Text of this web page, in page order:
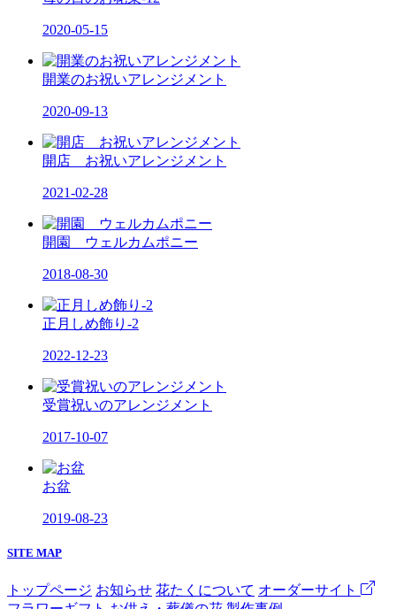
2020-05-15
開業のお祝いアレンジメント
2020-09-13
開店 お祝いアレンジメント
2021-02-28
開園 ウェルカムポニー
2018-08-30
正月しめ飾り-2
2022-12-23
受賞祝いのアレンジメント
2017-10-07
お盆
2019-08-23
SITE MAP
トップページ お知らせ 花たくについて オーダーサイト